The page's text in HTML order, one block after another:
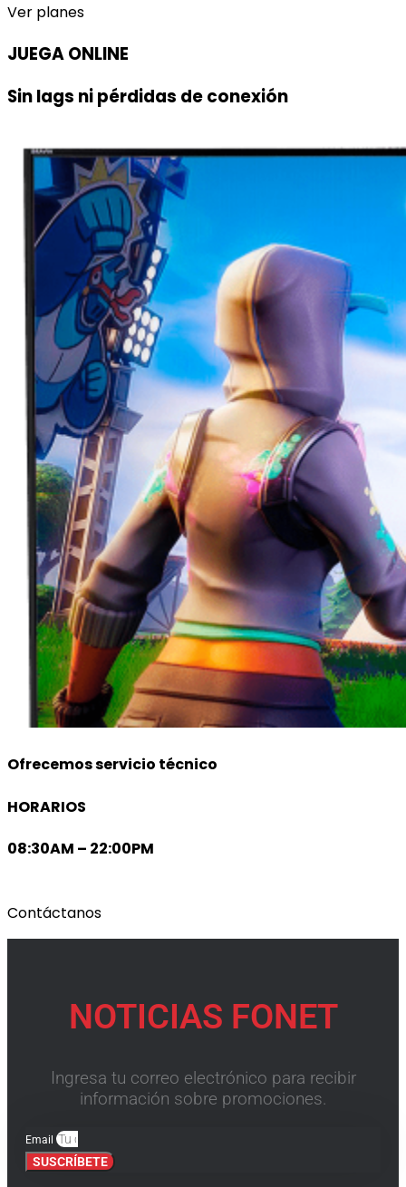
Ver planes
JUEGA ONLINE
Sin lags ni pérdidas de conexión
Ofrecemos servicio técnico
HORARIOS
08:30AM – 22:00PM
Contáctanos
NOTICIAS FONET
Ingresa tu correo electrónico para recibir
información sobre promociones.
Email
SUSCRÍBETE